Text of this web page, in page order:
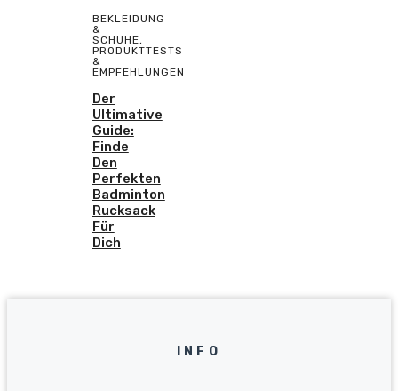
BEKLEIDUNG
&
SCHUHE,
PRODUKTTESTS
&
EMPFEHLUNGEN
Der
Ultimative
Guide:
Finde
Den
Perfekten
Badminton
Rucksack
Für
Dich
INFO